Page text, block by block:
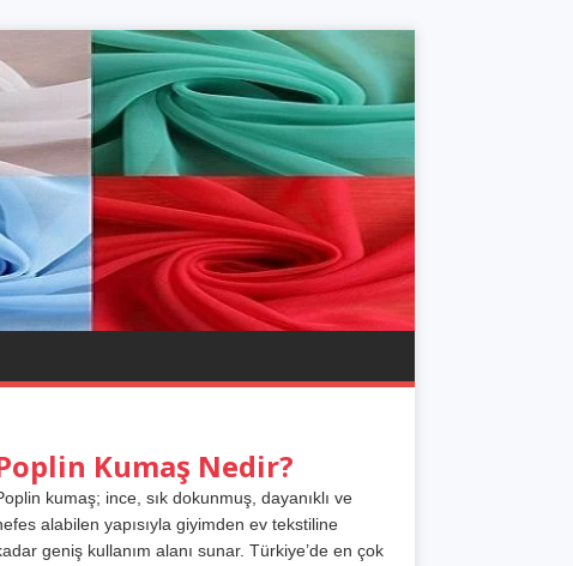
Kumaş Nedir?
kumaş; ince, sık dokunmuş, dayanıklı ve
alabilen yapısıyla giyimden ev tekstiline
geniş kullanım alanı sunar. Türkiye’de en çok